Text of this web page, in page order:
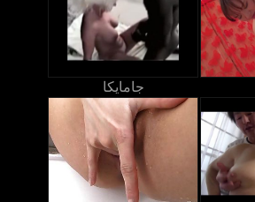
جامايكا